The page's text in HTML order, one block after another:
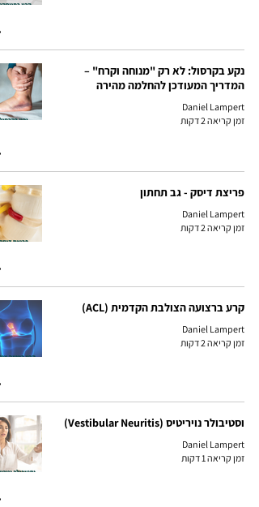
נקע בקרסול: לא רק "מנוחה וקרח" –
המדריך המעודכן להחלמה מהירה
Daniel Lampert
זמן קריאה 2 דקות
פריצת דיסק - גב תחתון
Daniel Lampert
זמן קריאה 2 דקות
קרע ברצועה הצולבת הקדמית (ACL)
Daniel Lampert
זמן קריאה 2 דקות
וסטיבולר נויריטיס (Vestibular Neuritis)
Daniel Lampert
זמן קריאה 1 דקות